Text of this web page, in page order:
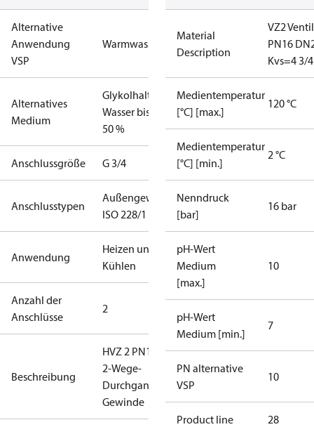
Alternative
Anwendung
VSP
Warmwasser
Alternatives
Medium
Glykolhaltiges
Wasser bis zu
50 %
Anschlussgröße G 3/4
Anschlusstypen
Außengewinde
ISO 228/1
Anwendung
Heizen und
Kühlen
Anzahl der
Anschlüsse
2
Beschreibung
HVZ 2 PN16 20/4
2-Wege-
Durchgangsventil
Gewinde
Material
Description
VZ2 Ventil
PN16
Kvs=4 3/
Medientemperatur
[°C] [max.]
120 °C
Medientemperatur
[°C] [min.]
2 °C
Nenndruck
[bar]
16 bar
pH-Wert
Medium
[max.]
10
pH-Wert
Medium [min.]
7
PN alternative
VSP
10
Product line 28